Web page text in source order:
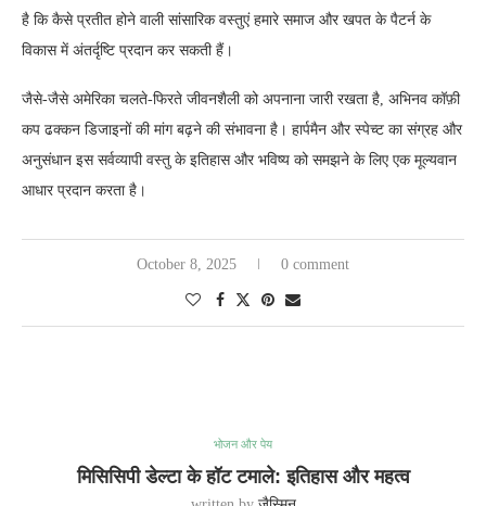
है कि कैसे प्रतीत होने वाली सांसारिक वस्तुएं हमारे समाज और खपत के पैटर्न के
विकास में अंतर्दृष्टि प्रदान कर सकती हैं।
जैसे-जैसे अमेरिका चलते-फिरते जीवनशैली को अपनाना जारी रखता है, अभिनव कॉफ़ी
कप ढक्कन डिजाइनों की मांग बढ़ने की संभावना है। हार्पमैन और स्पेच्ट का संग्रह और
अनुसंधान इस सर्वव्यापी वस्तु के इतिहास और भविष्य को समझने के लिए एक मूल्यवान
आधार प्रदान करता है।
October 8, 2025 0 comment
भोजन और पेय
मिसिसिपी डेल्टा के हॉट टमाले: इतिहास और महत्व